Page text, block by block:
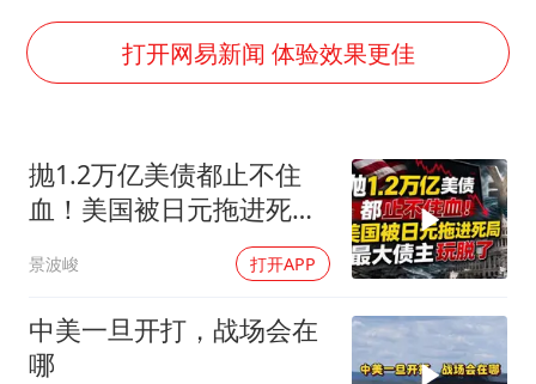
男子结婚8年3个女儿都不是亲生
面对面丨蔡磊：与渐冻症抗争 纵使不敌 也不屈服
手机真会“偷听”我们说话吗
梅婷12岁女儿百花奖发言
加沙约14万栋建筑被完全摧毁
打开网易新闻 体验效果更佳
抛1.2万亿美债都止不住
血！美国被日元拖进死
局，最大债主玩脱了
景波峻 打开APP
中美一旦开打，战场会在
哪